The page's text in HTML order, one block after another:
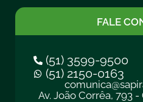
FALE
(51) 3599-9500
(51) 2150-0163
Av. João Corrêa, 793